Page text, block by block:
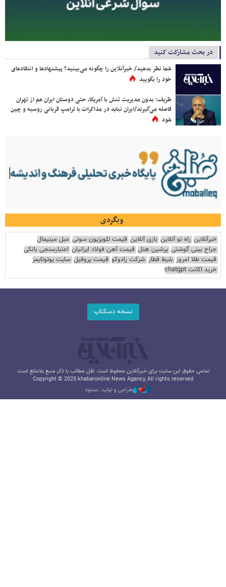
در بحث مشارکت کنید
شما نظر بدهید/ خبرآنلاین را چگونه می‌بینید؟ پیشنهادها و انتقادهای
خود را بگویید
ظریف: بدون مدیریت تنش با آمریکا، حتی دوستان ایران هم از تهران
فاصله می‌گیرند/ایران نباید در مذاکرات با ترامپ قربانی روسیه و چین
شود
وبگردی
خبرآنلاین راه نو آنلاین بازی آنلاین قیمت تلویزیون سونی مبل مینیمال
جراح بینی گوشتی پرشین هتل قیمت آهن فولاد ایرانیان اعتبارسنجی بانکی
قیمت طلا امروز بلیط قطار شرکت رادوکو قیمت پروفیل سایت یوتوتایمز
خرید اکانت chatgpt
نسخه دسکتاپ
تمامی حقوق این سایت برای خبرآنلاین محفوظ است. نقل مطالب با ذکر منبع بلامانع است.
Copyright © 2025 khabaronline News Agancy, All rights reserved
طراحی و تولید: نستوه